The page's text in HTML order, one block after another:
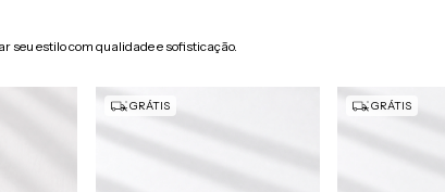
seu estilo com qualidade e sofisticação.
GRÁTIS GRÁTIS